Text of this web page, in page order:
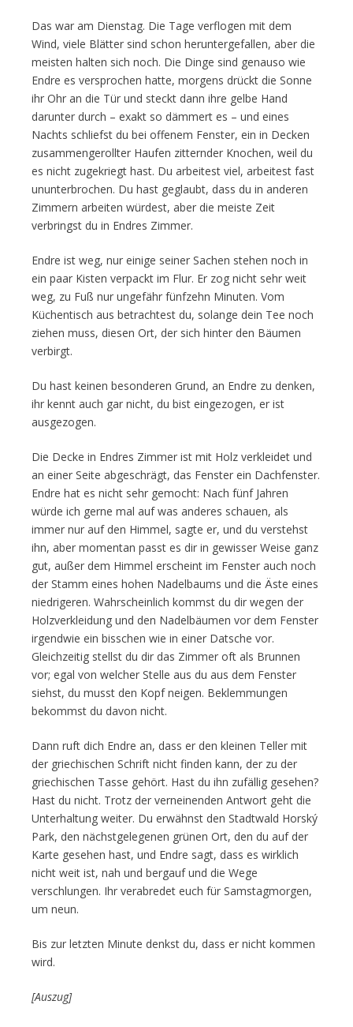
Das war am Dienstag. Die Tage verflogen mit dem
Wind, viele Blätter sind schon heruntergefallen, aber die
meisten halten sich noch. Die Dinge sind genauso wie
Endre es versprochen hatte, morgens drückt die Sonne
ihr Ohr an die Tür und steckt dann ihre gelbe Hand
darunter durch – exakt so dämmert es – und eines
Nachts schliefst du bei offenem Fenster, ein in Decken
zusammengerollter Haufen zitternder Knochen, weil du
es nicht zugekriegt hast. Du arbeitest viel, arbeitest fast
ununterbrochen. Du hast geglaubt, dass du in anderen
Zimmern arbeiten würdest, aber die meiste Zeit
verbringst du in Endres Zimmer.
Endre ist weg, nur einige seiner Sachen stehen noch in
ein paar Kisten verpackt im Flur. Er zog nicht sehr weit
weg, zu Fuß nur ungefähr fünfzehn Minuten. Vom
Küchentisch aus betrachtest du, solange dein Tee noch
ziehen muss, diesen Ort, der sich hinter den Bäumen
verbirgt.
Du hast keinen besonderen Grund, an Endre zu denken,
ihr kennt auch gar nicht, du bist eingezogen, er ist
ausgezogen.
Die Decke in Endres Zimmer ist mit Holz verkleidet und
an einer Seite abgeschrägt, das Fenster ein Dachfenster.
Endre hat es nicht sehr gemocht: Nach fünf Jahren
würde ich gerne mal auf was anderes schauen, als
immer nur auf den Himmel, sagte er, und du verstehst
ihn, aber momentan passt es dir in gewisser Weise ganz
gut, außer dem Himmel erscheint im Fenster auch noch
der Stamm eines hohen Nadelbaums und die Äste eines
niedrigeren. Wahrscheinlich kommst du dir wegen der
Holzverkleidung und den Nadelbäumen vor dem Fenster
irgendwie ein bisschen wie in einer Datsche vor.
Gleichzeitig stellst du dir das Zimmer oft als Brunnen
vor; egal von welcher Stelle aus du aus dem Fenster
siehst, du musst den Kopf neigen. Beklemmungen
bekommst du davon nicht.
Dann ruft dich Endre an, dass er den kleinen Teller mit
der griechischen Schrift nicht finden kann, der zu der
griechischen Tasse gehört. Hast du ihn zufällig gesehen?
Hast du nicht. Trotz der verneinenden Antwort geht die
Unterhaltung weiter. Du erwähnst den Stadtwald Horský
Park, den nächstgelegenen grünen Ort, den du auf der
Karte gesehen hast, und Endre sagt, dass es wirklich
nicht weit ist, nah und bergauf und die Wege
verschlungen. Ihr verabredet euch für Samstagmorgen,
um neun.
Bis zur letzten Minute denkst du, dass er nicht kommen
wird.
[Auszug]